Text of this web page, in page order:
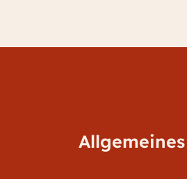
Allgemeines